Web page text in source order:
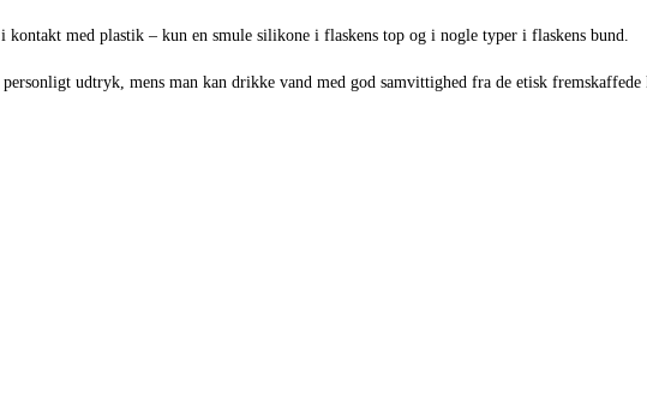
med plastik – kun en smule silikone i flaskens top og i nogle typer i flaskens bund.
udtryk, mens man kan drikke vand med god samvittighed fra de etisk fremskaffede